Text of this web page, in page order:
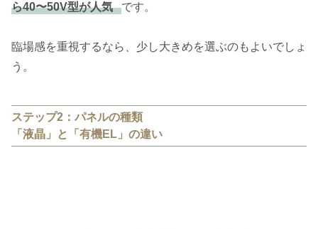
ら40〜50V型が人気 です。
臨場感を重視するなら、少し大きめを選ぶのもよいでしょ
う。
ステップ2：パネルの種類
「液晶」と「有機EL」の違い